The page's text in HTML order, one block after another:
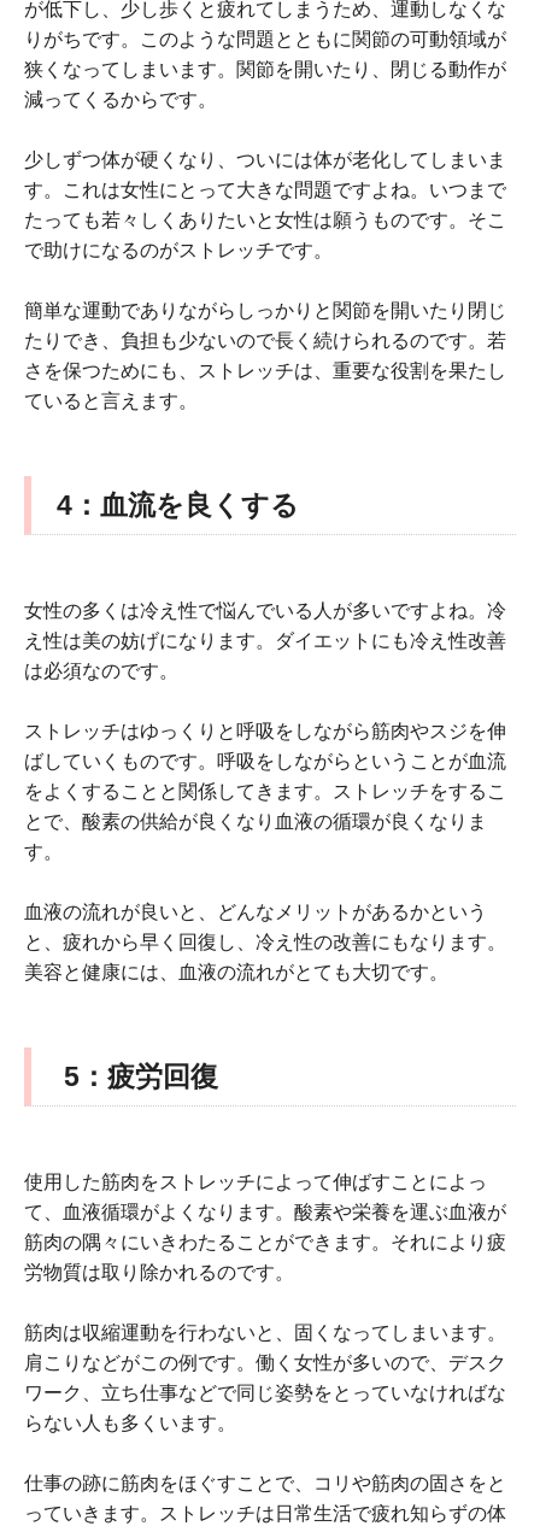
が低下し、少し歩くと疲れてしまうため、運動しなくな
りがちです。このような問題とともに関節の可動領域が
狭くなってしまいます。関節を開いたり、閉じる動作が
減ってくるからです。
少しずつ体が硬くなり、ついには体が老化してしまいま
す。これは女性にとって大きな問題ですよね。いつまで
たっても若々しくありたいと女性は願うものです。そこ
で助けになるのがストレッチです。
簡単な運動でありながらしっかりと関節を開いたり閉じ
たりでき、負担も少ないので長く続けられるのです。若
さを保つためにも、ストレッチは、重要な役割を果たし
ていると言えます。
4 ：血流を良くする
女性の多くは冷え性で悩んでいる人が多いですよね。冷
え性は美の妨げになります。ダイエットにも冷え性改善
は必須なのです。
ストレッチはゆっくりと呼吸をしながら筋肉やスジを伸
ばしていくものです。呼吸をしながらということが血流
をよくすることと関係してきます。ストレッチをするこ
とで、酸素の供給が良くなり血液の循環が良くなりま
す。
血液の流れが良いと、どんなメリットがあるかという
と、疲れから早く回復し、冷え性の改善にもなります。
美容と健康には、血液の流れがとても大切です。
5 ：疲労回復
使用した筋肉をストレッチによって伸ばすことによっ
て、血液循環がよくなります。酸素や栄養を運ぶ血液が
筋肉の隅々にいきわたることができます。それにより疲
労物質は取り除かれるのです。
筋肉は収縮運動を行わないと、固くなってしまいます。
肩こりなどがこの例です。働く女性が多いので、デスク
ワーク、立ち仕事などで同じ姿勢をとっていなければな
らない人も多くいます。
仕事の跡に筋肉をほぐすことで、コリや筋肉の固さをと
っていきます。ストレッチは日常生活で疲れ知らずの体